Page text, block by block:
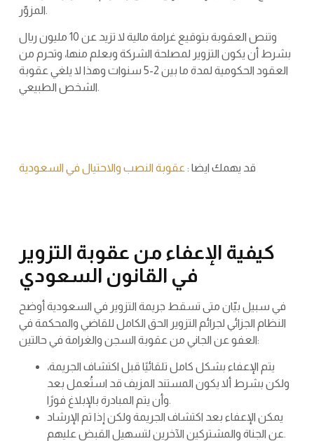
المزوّر.
وتنص العقوبة بتوقيع غرامة مالية لا تزيد عن 10 مليون ريال
بشرط أن يكون التزوير لمصلحة الشركة وبعلم منها، وتحرم من
العقود الحكومية لمدة ما بين 2-5 سنوات وهذا لا يلغي عقوبة
الشخص الطبيعي.
قد يهمك ايضا :عقوبة النصب والاحتيال في السعودية
كيفية الإعفاء من عقوبة التزوير
في القانون السعودي
في سبيل بيّان متى تسقط جريمة التزوير في السعودية أوضح
النظام الجزائي لجرائم التزوير الحق الكامل للقاضي والمحكمة في
العفو عن الجاني من عقوبة السجن والغرامة في حالتين:
يتم الإعفاء بشكل كامل تلقائيًا قبل اكتشاف الجريمة،
ولكن بشرط ألا يكون المستند المزيف قد استُعمل بعد
وأن يتم المبادرة بالإبلاغ فورًا.
يمكن الإعفاء بعد اكتشاف الجريمة ولكن إذا تم الإرشاد
عن الجناة والمشتركين الآخرين لتسهيل القبض عليهم.